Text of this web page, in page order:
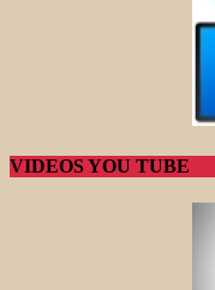
VIDEOS YOU TUBE